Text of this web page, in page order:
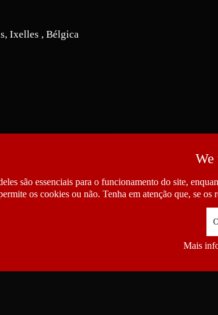
Ixelles , Bélgica
| Jornal Notícias das Comunidades
We
são essenciais para o funcionamento do site,
os cookies ou não. Tenha em atenção que, se
Mais